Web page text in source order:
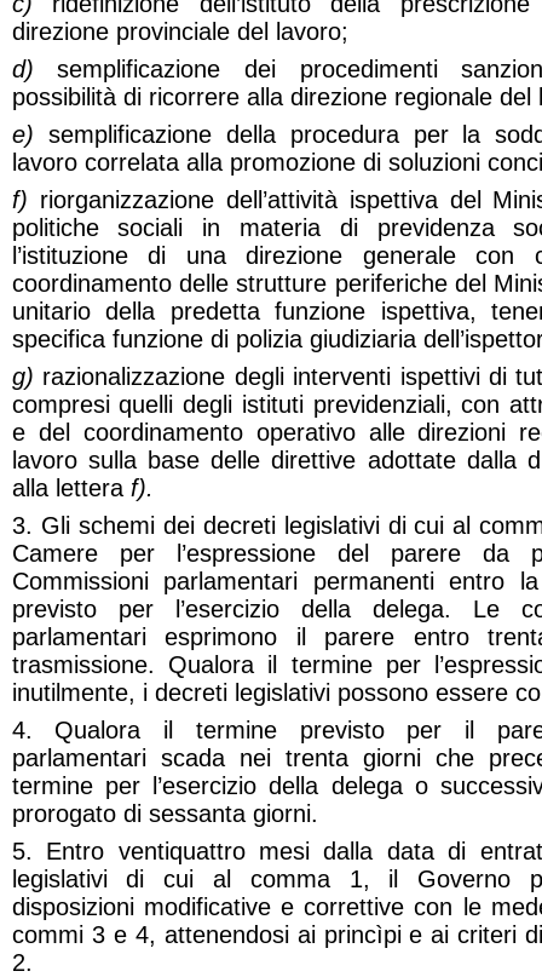
direzione provinciale del lavoro;
d)semplificazione dei procedimenti
possibilità di ricorrere alla direzione regionale del
e) semplificazione della procedura per la
lavoro correlata alla promozione di soluzioni
f) riorganizzazione dell’attività ispettiva del
politiche sociali in materia di previdenza
l’istituzione di una direzione generale
coordinamento delle strutture periferiche del
unitario della predetta funzione ispettiva,
specifica funzione di polizia giudiziaria
g) razionalizzazione degli interventi ispettivi di
compresi quelli degli istituti previdenziali, con
e del coordinamento operativo alle direzioni
lavoro sulla base delle direttive adottate dalla
alla lettera f).
3. Gli schemi dei decreti legislativi di cui al
Camere per l’espressione del parere da
Commissioni parlamentari permanenti entro
previsto per l’esercizio della delega. Le
parlamentari esprimono il parere entro
trasmissione. Qualora il termine per
inutilmente, i decreti legislativi possono essere
4. Qualora il termine previsto per il
parlamentari scada nei trenta giorni che
termine per l’esercizio della delega o
prorogato di sessanta giorni.
5. Entro ventiquattro mesi dalla data di
legislativi di cui al comma 1, il Governo
disposizioni modificative e correttive con le
commi 3 e 4, attenendosi ai princìpi e ai criteri
2.